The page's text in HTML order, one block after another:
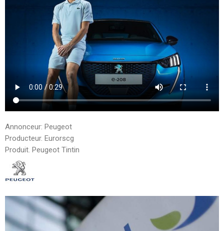
Annonceur: Peugeot
Producteur. Eurorscg
Produit. Peugeot Tintin